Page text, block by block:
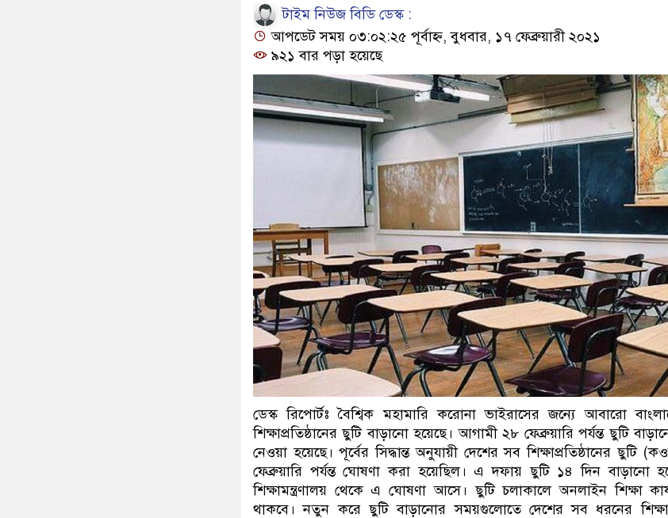
টাইম নিউজ বিডি ডেস্ক :
আপডেট সময় ০৩:০২:২৫ পূর্বাহ্ন, বুধবার, ১৭ ফেব্রুয়ারী ২০২১
৯২১ বার পড়া হয়েছে
ডেস্ক রিপোর্টঃ বৈশ্বিক মহামারি করোনা ভাইরাসের জন্যে আবারো
শিক্ষাপ্রতিষ্ঠানের ছুটি বাড়ানো হয়েছে। আগামী ২৮ ফেব্রুয়ারি পর্যন্ত ছুটি
নেওয়া হয়েছে। পূর্বের সিদ্ধান্ত অনুযায়ী দেশের সব শিক্ষাপ্রতিষ্ঠানের ছুটি
ফেব্রুয়ারি পর্যন্ত ঘোষণা করা হয়েছিল। এ দফায় ছুটি ১৪ দিন বাড়ানো
শিক্ষামন্ত্রণালয় থেকে এ ঘোষণা আসে। ছুটি চলাকালে অনলাইন শিক্ষা
থাকবে। নতুন করে ছুটি বাড়ানোর সময়গুলোতে দেশের সব ধরনের